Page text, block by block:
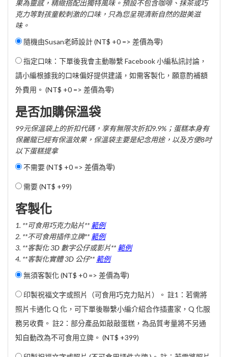
果為靈感，精緻搭配出獨特風味。預設不包含咖啡、抹茶或巧
克力等對孩童較刺激的口味，只為您呈現清新自然的甜美滋
味。
隨機由Susan老師設計 (NT$ +0 => 差價為零)
指定口味：下單後我會主動聯繫 Facebook 小編私訊討論，
請小編根據我的口味偏好提供建議，如需客製化，願意酌補額
外費用。 (NT$ +0 => 差價為零)
是否加購保溫袋
99元保溫袋上的折扣代碼，享有無限次折扣9.9%；蛋糕本身有
保麗龍已經有保溫效果，保溫袋主要是紀念用途，以及方便8吋
以下蛋糕提拿
不需要 (NT$ +0 => 差價為零)
需要 (NT$ +99)
客製化
1. **可食用巧克力貼片** 範例
2. **不可食用插件立牌** 範例
3. **客製化 3D 數字公仔或影片** 範例
4. **客製化實體 3D 公仔** 範例
無須客製化 (NT$ +0 => 差價為零)
印製祝福文字或照片（可食用巧克力貼片）。 註1：若需將
照片卡通化 Q 化，可下單後聯繫小編介紹合作插畫家，Q 化服
務另收費。 註2：部分產品如敲敲蛋糕，為品質考量將不另通
知自動改為不可食用立牌。 (NT$ +399)